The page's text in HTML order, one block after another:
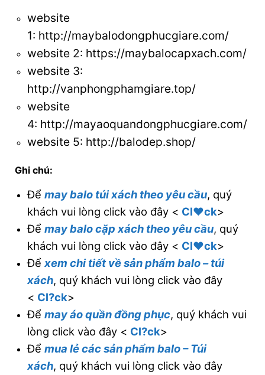
website
1: http://maybalodongphucgiare.com/
website 2: https://maybalocapxach.com/
website 3:
http://vanphongphamgiare.top/
website
4: http://mayaoquandongphucgiare.com/
website 5: http://balodep.shop/
Ghi chú:
Để may balo túi xách theo yêu cầu, quý
khách vui lòng click vào đây < Cl♥ck>
Để may balo cặp xách theo yêu cầu, quý
khách vui lòng click vào đây < Cl♥ck>
Để xem chi tiết về sản phẩm balo – túi
xách, quý khách vui lòng click vào đây
< Cl?ck>
Để may áo quần đồng phục, quý khách vui
lòng click vào đây < Cl?ck>
Để mua lẻ các sản phẩm balo – Túi
xách, quý khách vui lòng click vào đây